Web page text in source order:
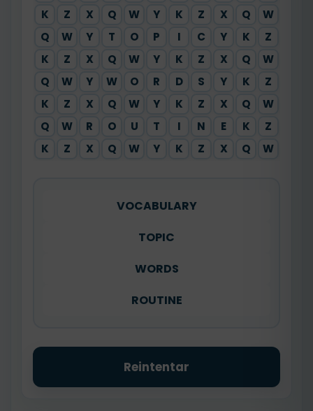
K
Z X Q W Y K Z X Q W
Q
W Y T O P I C Y K Z
K
Z X Q W Y K Z X Q W
Q
W Y W O R D S Y K Z
K
Z X Q W Y K Z X Q W
Q
W R O U T I N E K Z
K
Z X Q W Y K Z X Q W
VOCABULARY
TOPIC
WORDS
ROUTINE
Reintentar